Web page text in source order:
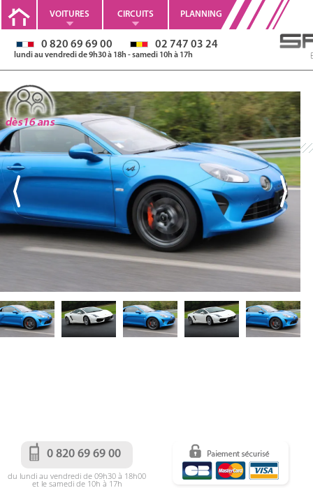
VOITURES CIRCUITS PLANNING
0 820 69 69 00 02 747 03 24
lundi au vendredi de 9h30 à 18h - samedi 10h à 17h
0 820 69 69 00
du lundi au vendredi de 09h30 à 18h00
et le samedi de 10h à 17h